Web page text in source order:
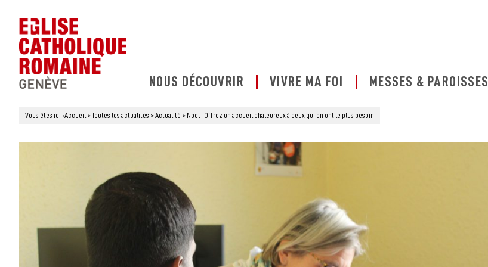
NOUS DÉCOUVRIR VIVRE MA FOI MESSES & PAROISSES
Vous êtes ici ›Accueil >Toutes les actualités >Actualité > Noël : Offrez un accueil chaleureux à ceux qui en ont le plus besoin